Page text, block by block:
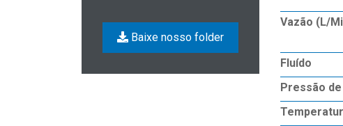
Baixe nosso folder
Vazão (L/
Fluído
Pressão